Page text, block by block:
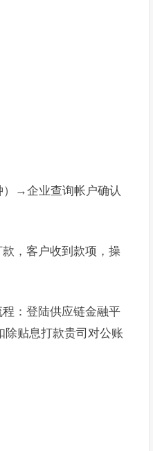
）→企业查询帐户确认
，客户收到款项，操
：登陆供应链金融平
除贴息打款贵司对公账